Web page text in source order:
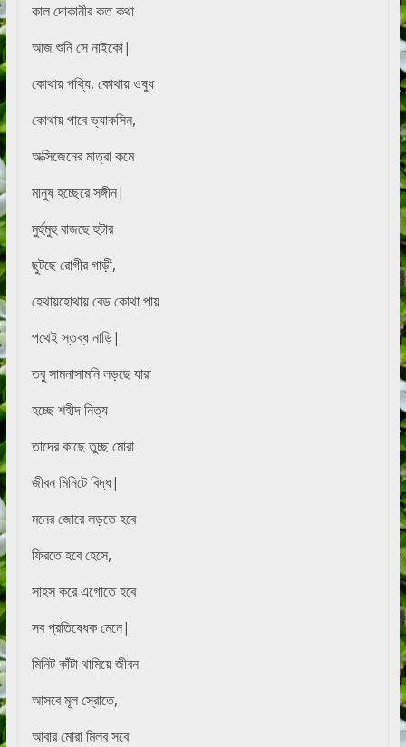
কাল দোকানীর কত কথা
আজ শুনি সে নাইকো|
কোথায় পথ্যি, কোথায় ওষুধ
কোথায় পাবে ভ্যাকসিন,
অক্সিজেনের মাত্রা কমে
মানুষ হচ্ছেরে সঙ্গীন|
মুর্হুমুহু বাজছে হুটার
ছুটছে রোগীর গাড়ী,
হেথায়হোথায় বেড কোথা পায়
পথেই স্তব্ধ নাড়ি|
তবু সামনাসামনি লড়ছে যারা
হচ্ছে শহীদ নিত্য
তাদের কাছে তুচ্ছ মোরা
জীবন মিনিটে বিদ্ধ|
মনের জোরে লড়তে হবে
ফিরতে হবে হেসে,
সাহস করে এগোতে হবে
সব প্রতিষেধক মেনে|
মিনিট কাঁটা থামিয়ে জীবন
আসবে মূল স্রোতে,
আবার মোরা মিলব সবে